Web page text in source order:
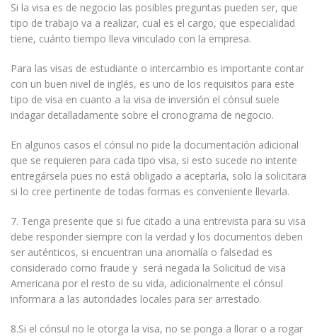
Si la visa es de negocio las posibles preguntas pueden ser, que
tipo de trabajo va a realizar, cual es el cargo, que especialidad
tiene, cuánto tiempo lleva vinculado con la empresa.
Para las visas de estudiante o intercambio es importante contar
con un buen nivel de inglés, es uno de los requisitos para este
tipo de visa en cuanto a la visa de inversión el cónsul suele
indagar detalladamente sobre el cronograma de negocio.
En algunos casos el cónsul no pide la documentación adicional
que se requieren para cada tipo visa, si esto sucede no intente
entregársela pues no está obligado a aceptarla, solo la solicitara
si lo cree pertinente de todas formas es conveniente llevarla.
7. Tenga presente que si fue citado a una entrevista para su visa
debe responder siempre con la verdad y los documentos deben
ser auténticos, si encuentran una anomalía o falsedad es
considerado como fraude y será negada la Solicitud de visa
Americana por el resto de su vida, adicionalmente el cónsul
informara a las autoridades locales para ser arrestado.
8.Si el cónsul no le otorga la visa, no se ponga a llorar o a rogar